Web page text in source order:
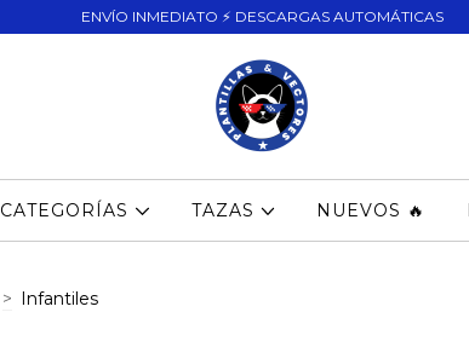
ENVÍO INMEDIATO ⚡ DESCARGAS AUTOMÁTICAS
CATEGORÍAS TAZAS NUEVOS 🔥
> Infantiles